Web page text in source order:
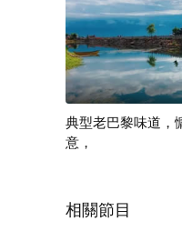
典型老巴黎味道，
意，
相關節目